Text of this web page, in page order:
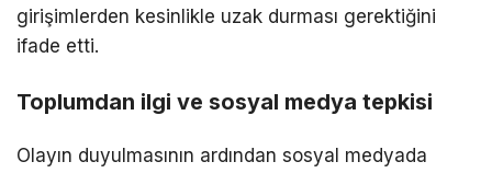
girişimlerden kesinlikle uzak durması gerektiğini
ifade etti.
Toplumdan ilgi ve sosyal medya tepkisi
Olayın duyulmasının ardından sosyal medyada